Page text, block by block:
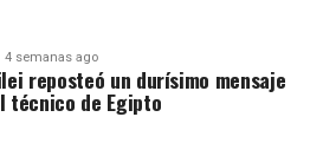
4 semanas ago
reposteó un durísimo mensaje
técnico de Egipto